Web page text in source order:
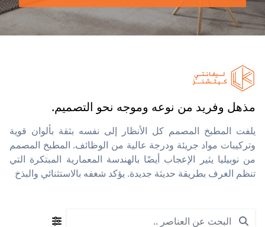
مذهل وفريد من نوعه وموجه نحو التصميم.
يلفت المطبخ المصمم كل الأنظار إلى نفسه بثقة بألوان قوية
وتركيبات مواد جريئة ودرجة عالية من الوظائف. المطبخ المصمم
من نوبيليا يثير الإعجاب أيضًا بالهندسة المعمارية المبتكرة التي
تنظم الغرف بطريقة حديثة جديدة. يؤكد شغفه بالاستثنائي والبذخ
Search